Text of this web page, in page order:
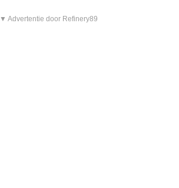
▼ Advertentie door Refinery89